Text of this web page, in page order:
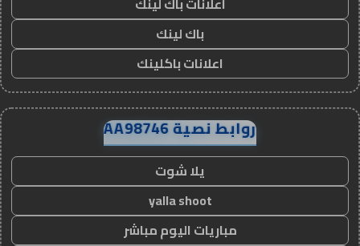
باك لينك
اعلانات باكلينك
روابط نصية AA98746
يلا شوت
yalla shoot
مباريات اليوم مباشر